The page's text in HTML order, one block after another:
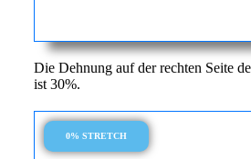
Die Dehnung auf der rechten Seite
ist 30%.
0% STRETCH